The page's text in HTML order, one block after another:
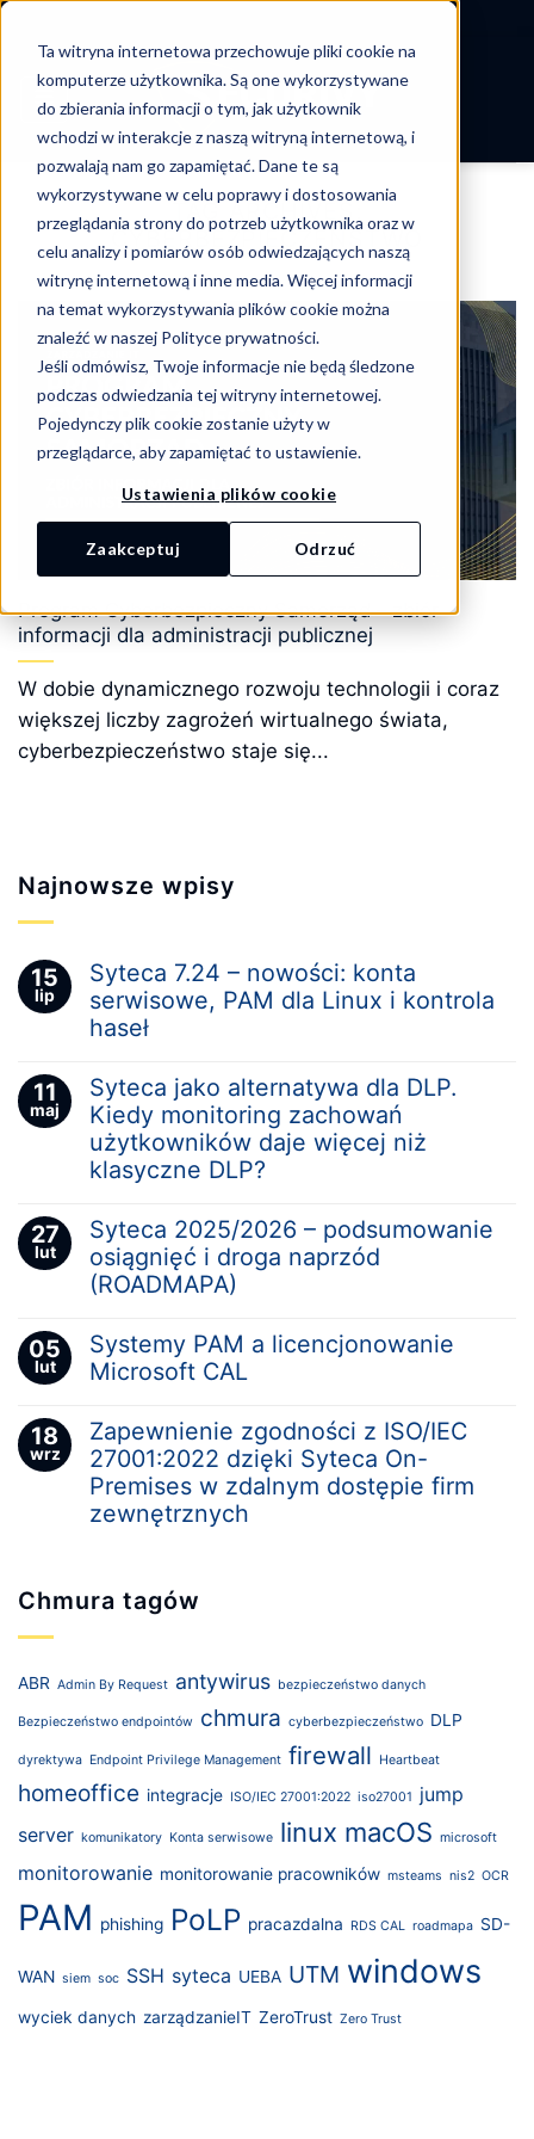
Ta witryna internetowa przechowuje pliki cookie na
komputerze użytkownika. Są one wykorzystywane
do zbierania informacji o tym, jak użytkownik
wchodzi w interakcje z naszą witryną internetową, i
pozwalają nam go zapamiętać. Dane te są
wykorzystywane w celu poprawy i dostosowania
przeglądania strony do potrzeb użytkownika oraz w
celu analizy i pomiarów osób odwiedzających naszą
witrynę internetową i inne media. Więcej informacji
na temat wykorzystywania plików cookie można
znaleźć w naszej Polityce prywatności.
Jeśli odmówisz, Twoje informacje nie będą śledzone
podczas odwiedzania tej witryny internetowej.
Pojedynczy plik cookie zostanie użyty w
przeglądarce, aby zapamiętać to ustawienie.
Ustawienia plików cookie
Zaakceptuj Odrzuć
-->
Skip
content
TAG ARCHIVES:
CYBERBEZPIECZEŃSTWO
Najnowsze wpisy
15
lip
Syteca 7.24 – nowości: konta
serwisowe, PAM dla Linux i kontrola
haseł
11
maj
Syteca jako alternatywa dla DLP.
Kiedy monitoring zachowań
użytkowników daje więcej niż
klasyczne DLP?
27
lut
Syteca 2025/2026 – podsumowanie
osiągnięć i droga naprzód
(ROADMAPA)
05
lut
Systemy PAM a licencjonowanie
Microsoft CAL
18
wrz
Zapewnienie zgodności z ISO/IEC
27001:2022 dzięki Syteca On-
Premises w zdalnym dostępie firm
zewnętrznych
Chmura tagów
ABR Admin By Request antywirus bezpieczeństwo danych
Bezpieczeństwo endpointów chmura cyberbezpieczeństwo DLP
dyrektywa Endpoint Privilege Management firewall Heartbeat
homeoffice integracje ISO/IEC 27001:2022 iso27001
jump
server komunikatory Konta serwisowe linux macOS microsoft
monitorowanie monitorowanie pracowników msteams nis2 OCR
PAM phishing PoLP pracazdalna RDS CAL roadmapa SD-
WAN siem soc SSH syteca UEBA UTM windows
wyciek danych zarządzanieIT ZeroTrust Zero Trust
Program Cyberbezpieczny Samorząd – zbiór
informacji dla administracji publicznej
W dobie dynamicznego rozwoju technologii i coraz
większej liczby zagrożeń wirtualnego świata,
cyberbezpieczeństwo staje się...